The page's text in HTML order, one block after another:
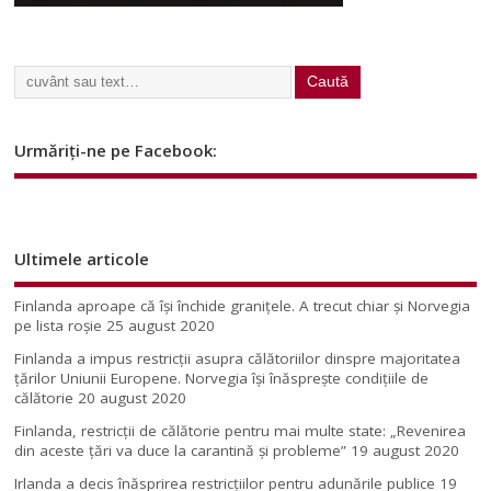
Urmăriți-ne pe Facebook:
Ultimele articole
Finlanda aproape că își închide granițele. A trecut chiar și Norvegia
pe lista roșie 25 august 2020
Finlanda a impus restricţii asupra călătoriilor dinspre majoritatea
ţărilor Uniunii Europene. Norvegia își înăsprește condițiile de
călătorie 20 august 2020
Finlanda, restricţii de călătorie pentru mai multe state: „Revenirea
din aceste ţări va duce la carantină şi probleme” 19 august 2020
Irlanda a decis înăsprirea restricțiilor pentru adunările publice 19